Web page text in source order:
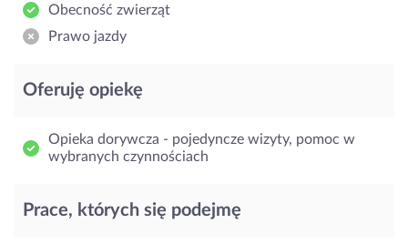
Obecność zwierząt
Prawo jazdy
Oferuję opiekę
Opieka dorywcza - pojedyncze wizyty, pomoc w
wybranych czynnościach
Prace, których się podejmę